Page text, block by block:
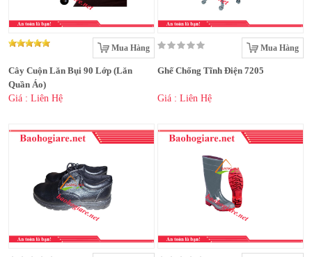
Mua Hàng
Cây Cuộn Lăn Bụi 90 Lớp (Lăn
Quần Áo)
Giá : Liên Hệ
Mua Hàng
Ghế Chống Tĩnh Điện 7205
Giá : Liên Hệ